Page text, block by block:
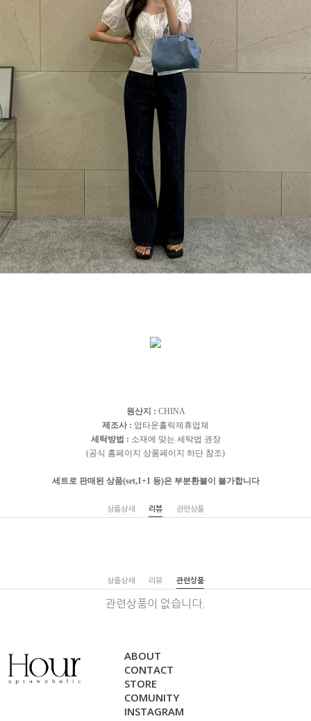
원산지 : CHINA
제조사 : 업타운홀릭제휴업체
세탁방법 : 소재에 맞는 세탁법 권장
(공식 홈페이지 상품페이지 하단 참조)
세트로 판매된 상품(set,1+1 등)은 부분환불이 불가합니다
상품상세 리뷰 관련상품
상품상세 리뷰 관련상품
관련상품이 없습니다.
ABOUT
CONTACT
STORE
COMUNITY
INSTAGRAM